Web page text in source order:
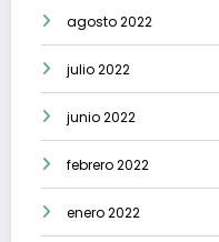
agosto 2022
julio 2022
junio 2022
febrero 2022
enero 2022